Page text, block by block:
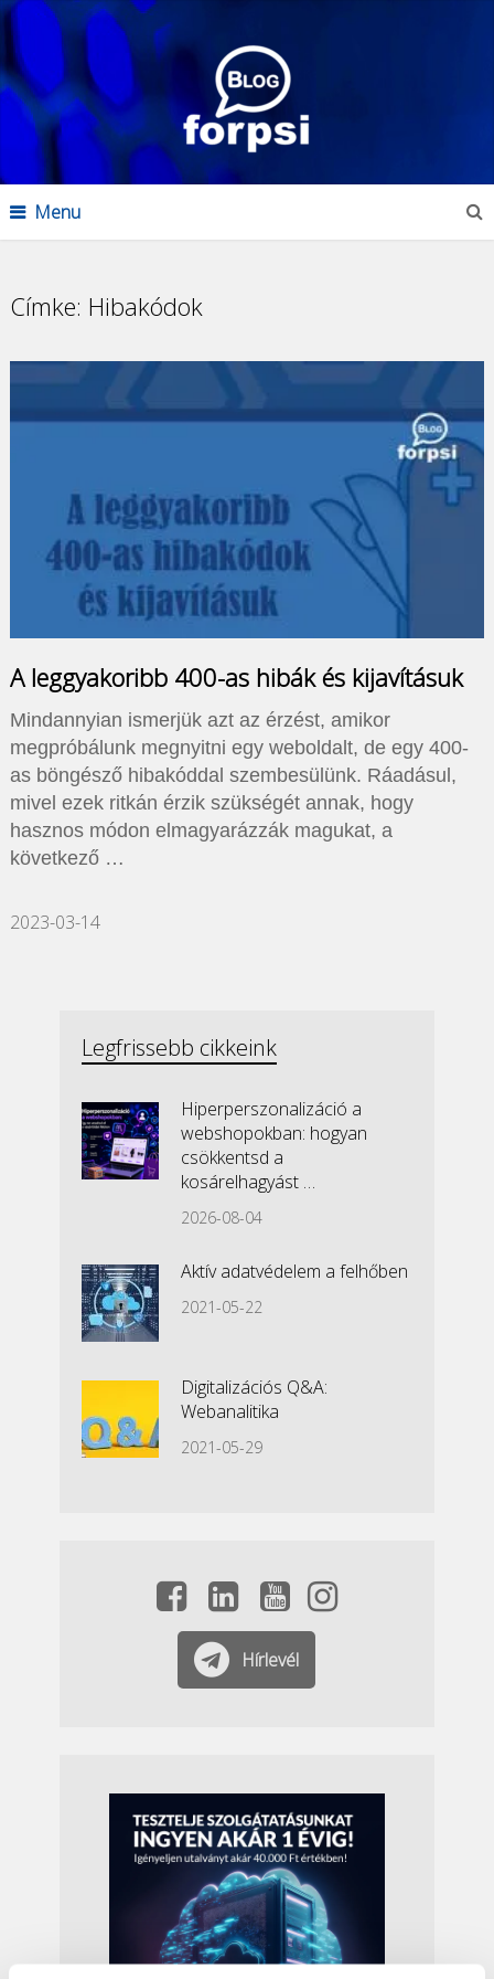
Menu
Címke: Hibakódok
A leggyakoribb 400-as hibák és kijavításuk
Mindannyian ismerjük azt az érzést, amikor
megpróbálunk megnyitni egy weboldalt, de egy 400-
as böngésző hibakóddal szembesülünk. Ráadásul,
mivel ezek ritkán érzik szükségét annak, hogy
hasznos módon elmagyarázzák magukat, a
következő …
2023-03-14
Legfrissebb cikkeink
Hiperperszonalizáció a
webshopokban: hogyan
csökkentsd a
kosárelhagyást …
2026-08-04
Aktív adatvédelem a felhőben
2021-05-22
Digitalizációs Q&A:
Webanalitika
2021-05-29
Hírlevél